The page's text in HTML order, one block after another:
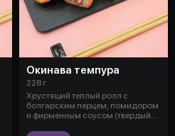
Окинава темпура
228 г
Хрустящий теплый ролл с
болгарским перцем, помидором
и фирменным соусом (твердый